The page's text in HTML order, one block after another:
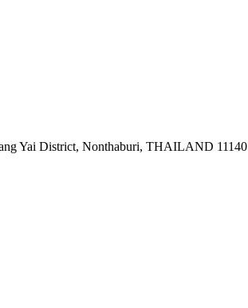
Yai District, Nonthaburi, THAILAND 11140